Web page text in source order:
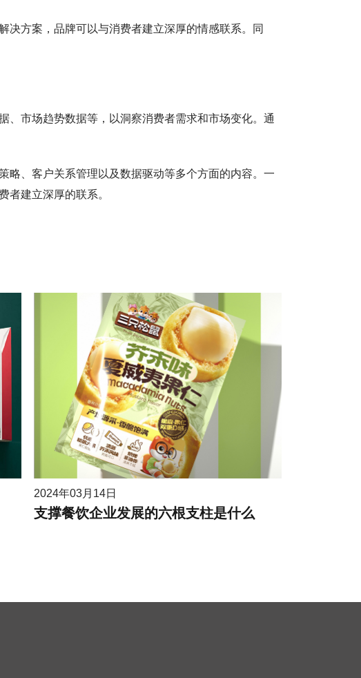
决方案，品牌可以与消费者建立深厚的情感联系。同
、市场趋势数据等，以洞察消费者需求和市场变化。通
略、客户关系管理以及数据驱动等多个方面的内容。一
者建立深厚的联系。
2024年03月14日
支撑餐饮企业发展的六根支柱是什么